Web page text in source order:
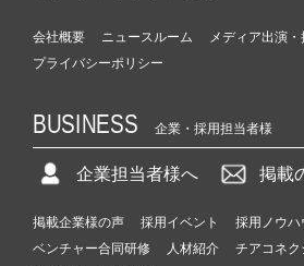
会社概要 ニュースルーム
メディア出演
プライバシーポリシー
BUSINESS 企業・採用担当者様
企業担当者様へ 掲載
掲載企業様の声 採用イベント 採用ノウハ
ベンチャー合同研修
人材紹介 チアコネク